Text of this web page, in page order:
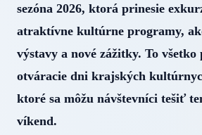
sezóna 2026, ktorá prinesie
atraktívne kultúrne programy,
výstavy a nové zážitky. To všetko
otváracie dni krajských
ktoré sa môžu návštevníci tešiť
víkend.